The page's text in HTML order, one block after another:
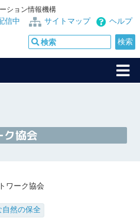
ション情報機構
ヘルプ
サイトマップ
信中
ク協会
ワーク協会
自然の保全